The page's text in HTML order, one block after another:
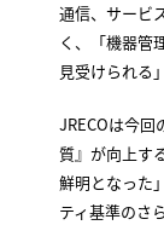
通信、サービ
く、「機器管
見受けられる
JRECOは今回
質』が向上す
鮮明となった
ティ基準のさ